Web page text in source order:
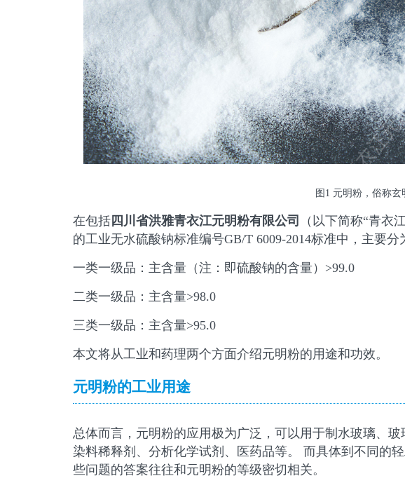
图1 元明粉，俗称玄
在包括四川省洪雅青衣江元明粉有限公司
（以下简称“青衣
的工业无水硫酸钠标准编号GB/T 6009-2014标准中，主要分
一类一级品：主含量（注：即硫酸钠的含量）>99.0
二类一级品：主含量>98.0
三类一级品：主含量>95.0
本文将从工业和药理两个方面介绍元明粉的用途和功效。
元明粉的工业用途
总体而言，元明粉的应用极为广泛，可以用于制水玻璃、
染料稀释剂、分析化学试剂、医药品等。 而具体到不同的
些问题的答案往往和元明粉的等级密切相关。